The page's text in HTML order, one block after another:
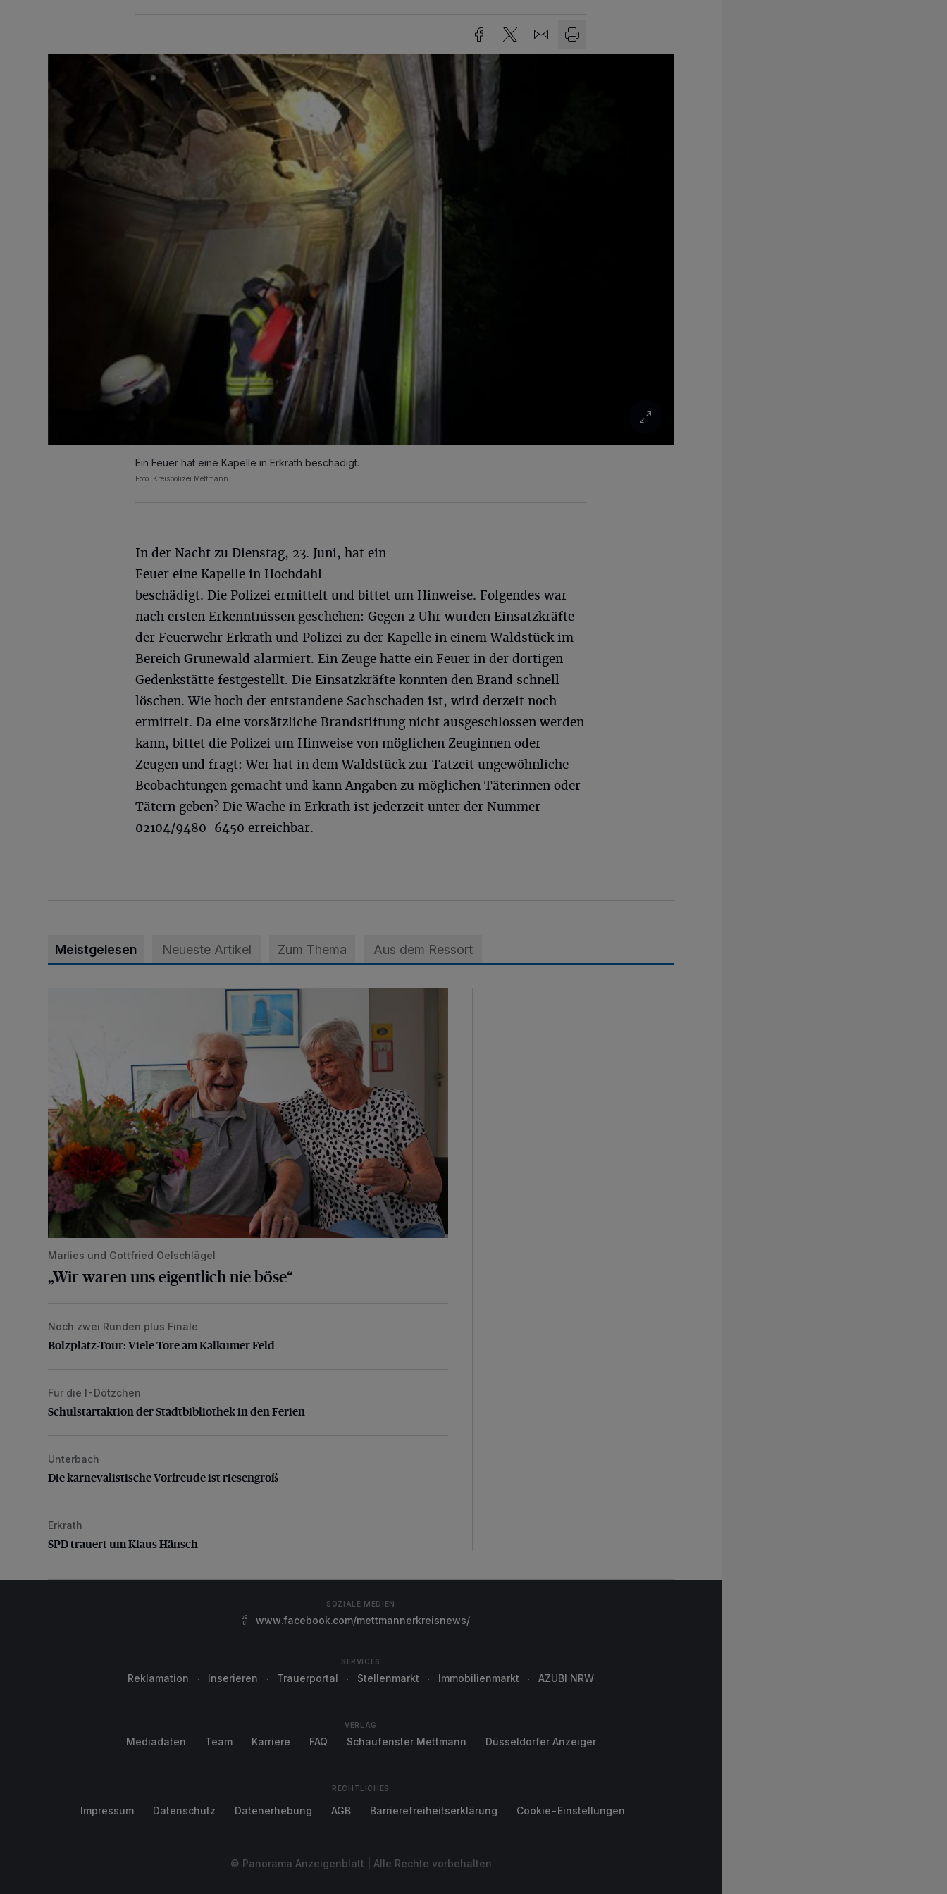
Ein Feuer hat eine Kapelle in Erkrath beschädigt.
Foto: Kreispolizei Mettmann
In der Nacht zu Dienstag, 23. Juni, hat ein
Feuer eine Kapelle in Hochdahl
beschädigt. Die Polizei ermittelt und bittet um Hinweise. Folgendes war
nach ersten Erkenntnissen geschehen: Gegen 2 Uhr wurden Einsatzkräfte
der Feuerwehr Erkrath und Polizei zu der Kapelle in einem Waldstück im
Bereich Grunewald alarmiert. Ein Zeuge hatte ein Feuer in der dortigen
Gedenkstätte festgestellt. Die Einsatzkräfte konnten den Brand schnell
löschen. Wie hoch der entstandene Sachschaden ist, wird derzeit noch
ermittelt. Da eine vorsätzliche Brandstiftung nicht ausgeschlossen werden
kann, bittet die Polizei um Hinweise von möglichen Zeuginnen oder
Zeugen und fragt: Wer hat in dem Waldstück zur Tatzeit ungewöhnliche
Beobachtungen gemacht und kann Angaben zu möglichen Täterinnen oder
Tätern geben? Die Wache in Erkrath ist jederzeit unter der Nummer
02104/9480-6450 erreichbar.
Meistgelesen Neueste Artikel Zum Thema Aus dem Ressort
Marlies und Gottfried Oelschlägel
„Wir waren uns eigentlich nie böse“
Bolzplatz-Tour: Viele Tore am Kalkumer Feld
Noch zwei Runden plus Finale
Bolzplatz-Tour: Viele Tore am Kalkumer Feld
Schulstartaktion der Stadtbibliothek in den Ferien
Für die I-Dötzchen
Schulstartaktion der Stadtbibliothek in den Ferien
Die karnevalistische Vorfreude ist riesengroß
Unterbach
Die karnevalistische Vorfreude ist riesengroß
SPD trauert um Klaus Hänsch
Erkrath
SPD trauert um Klaus Hänsch
SOZIALE MEDIEN
www.facebook.com/mettmannerkreisnews/
SERVICES
Reklamation Inserieren Trauerportal Stellenmarkt Immobilienmarkt AZUBI NRW
VERLAG
Mediadaten Team Karriere FAQ Schaufenster Mettmann Düsseldorfer Anzeiger
RECHTLICHES
Impressum Datenschutz Datenerhebung AGB Barrierefreiheitserklärung Cookie-Einstellungen
© Panorama Anzeigenblatt | Alle Rechte vorbehalten